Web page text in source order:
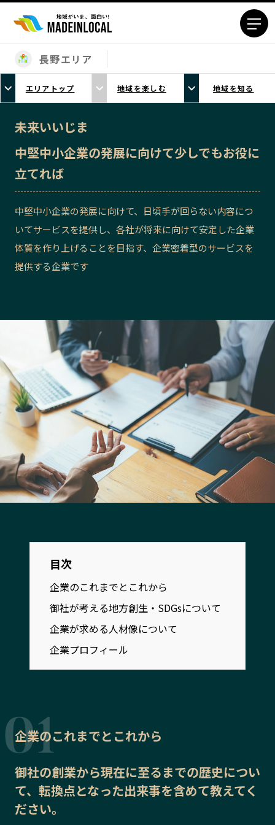
エリアから探す
北海道エリア
青森エリア
岩手エリア
福島エリア
茨城エリア
栃木エリア
埼玉エリア
千葉エリア
東京23区エリア
多摩エリア
神奈川エリア
新潟エリア
富山エリア
石川エリア
福井エリア
三重エリア
滋賀エリア
京都エリア
北摂エリア
堺・泉州エリア
河内エリア
兵庫エリア
奈良エリア
和歌山エリア
鳥取エリア
島根エリア
岡山エリア
広島エリア
山口エリア
徳島エリア
香川エリア
愛媛エリア
高知エリア
福岡エリア
宮崎エリア
カテゴリから探す
特集コンテンツ
プレスリリース
行政連携記事
イベント
飲食店
地域豆知識
Sporkle
「人」から探す
長野エリア
エリアトップ 地域を楽しむ 地域を知る
未来いいじま
中堅中小企業の発展に向けて少しでもお役に
立てれば
中堅中小企業の発展に向けて、日頃手が回らない内容につ
いてサービスを提供し、各社が将来に向けて安定した企業
体質を作り上げることを目指す、企業密着型のサービスを
提供する企業です
目次
企業のこれまでとこれから
御社が考える地方創生・SDGsについて
企業が求める人材像について
企業プロフィール
企業のこれまでとこれから
御社の創業から現在に至るまでの歴史につい
て、転換点となった出来事を含めて教えてく
ださい。